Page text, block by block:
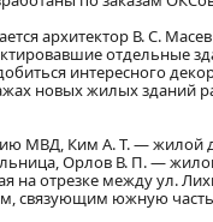
архитектор В. С.
отдельные
интересного
новых жилых зданий
МВД, Ким А. Т. — жилой
Орлов В. П. —
на отрезке между ул.
связующим южную